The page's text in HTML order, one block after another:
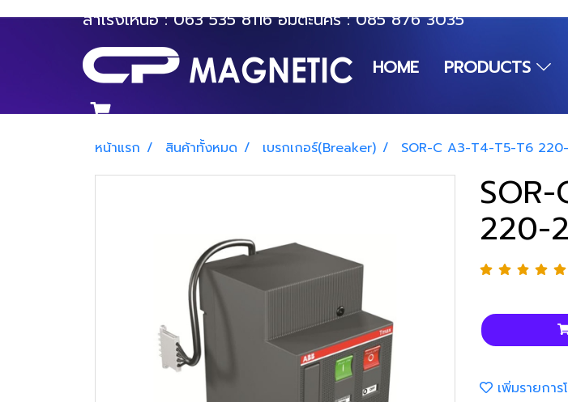
สำโรงเหนือ :063 535 8116อมตะนคร :085 876 3035
HOME
PRODUCTS
หน้าแรก สินค้าทั้งหมด เบรกเกอร์(Breaker) SOR-C A3-T4-T5-T6
220-
เพิ่มรายการ